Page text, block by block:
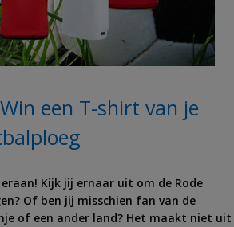
een T-shirt van je
Kijk jij ernaar uit om de Rode
Of ben jij misschien fan van de
of een ander land? Het maakt niet uit